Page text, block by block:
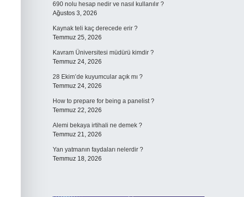
690 nolu hesap nedir ve nasıl kullanılır ?
Ağustos 3, 2026
Kaynak teli kaç derecede erir ?
Temmuz 25, 2026
Kavram Üniversitesi müdürü kimdir ?
Temmuz 24, 2026
28 Ekim’de kuyumcular açık mı ?
Temmuz 24, 2026
How to prepare for being a panelist ?
Temmuz 22, 2026
Alemi bekaya irtihali ne demek ?
Temmuz 21, 2026
Yan yatmanın faydaları nelerdir ?
Temmuz 18, 2026